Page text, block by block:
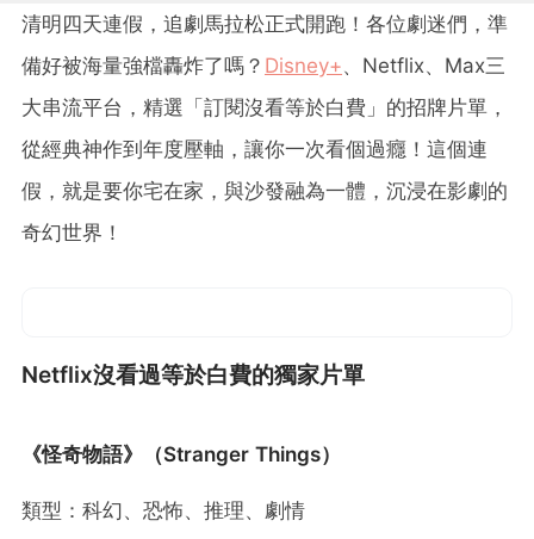
清明四天連假，追劇馬拉松正式開跑！各位劇迷們，準
備好被海量強檔轟炸了嗎？ Disney+、Netflix、Max三
大串流平台，精選「訂閱沒看等於白費」的招牌片單，
從經典神作到年度壓軸，讓你一次看個過癮！這個連
假，就是要你宅在家，與沙發融為一體，沉浸在影劇的
奇幻世界！
Netflix沒看過等於白費的獨家片單
《怪奇物語》（Stranger Things）
類型：科幻、恐怖、推理、劇情